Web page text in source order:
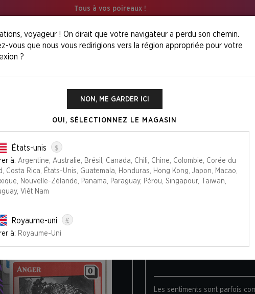
Tous à vos poireaux !
MOOD SWINGS™ -
Édition
MOOD SWINGS BUNDLE
Les sentiments sont parfois
voyageur ! On dirait que votre navigateur a perdu son chemin.
vous que nous vous redirigions vers la région appropriée pour votre
?
NON, ME GARDER ICI
OUI, SÉLECTIONNEZ LE MAGASIN
États-unis $
à: Argentine, Australie, Brésil, Canada, Chili, Chine, Colombie, Corée du
Costa Rica, États-Unis, Guatemala, Honduras, Hong Kong, Japon, Macao,
Nouvelle-Zélande, Panama, Paraguay, Pérou, Singapour, Taïwan,
Viêt Nam
Royaume-uni £
à: Royaume-Uni